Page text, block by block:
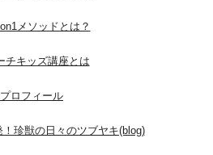
メソッドとは？
チキッズ講座とは
プロフィール
！珍獣の日々のツブヤキ(blog)